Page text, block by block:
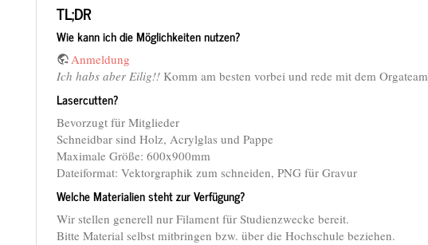
TL;DR
Wie kann ich die Möglichkeiten nutzen?
Anmeldung
Ich habs aber Eilig!! Komm am besten vorbei und rede mit dem Orgateam
Lasercutten?
Bevorzugt für Mitglieder
Schneidbar sind Holz, Acrylglas und Pappe
Maximale Größe: 600x900mm
Dateiformat: Vektorgraphik zum schneiden, PNG für Gravur
Welche Materialien steht zur Verfügung?
Wir stellen generell nur Filament für Studienzwecke bereit.
Bitte Material selbst mitbringen bzw. über die Hochschule beziehen.